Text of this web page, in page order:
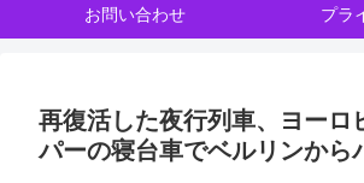
お問い合わせ プラ
再復活した夜行列車、ヨーロ
パーの寝台車でベルリンから